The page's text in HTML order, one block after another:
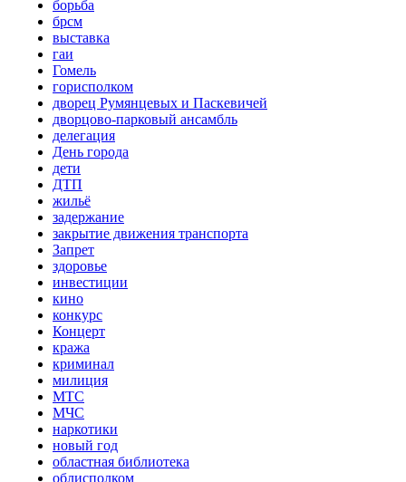
борьба
брсм
выставка
гаи
Гомель
горисполком
дворец Румянцевых и Паскевичей
дворцово-парковый ансамбль
делегация
День города
дети
ДТП
жильё
задержание
закрытие движения транспорта
Запрет
здоровье
инвестиции
кино
конкурс
Концерт
кража
криминал
милиция
МТС
МЧС
наркотики
новый год
областная библиотека
облисполком